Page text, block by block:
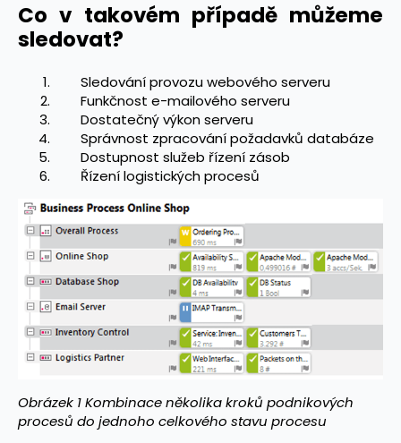
Co v takovém případě můžeme
sledovat?
Sledování provozu webového serveru
Funkčnost e-mailového serveru
Dostatečný výkon serveru
Správnost zpracování požadavků databáze
Dostupnost služeb řízení zásob
Řízení logistických procesů
Obrázek 1 Kombinace několika kroků podnikových
procesů do jednoho celkového stavu procesu